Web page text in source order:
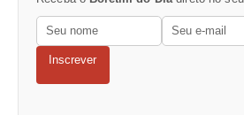
Inscrever